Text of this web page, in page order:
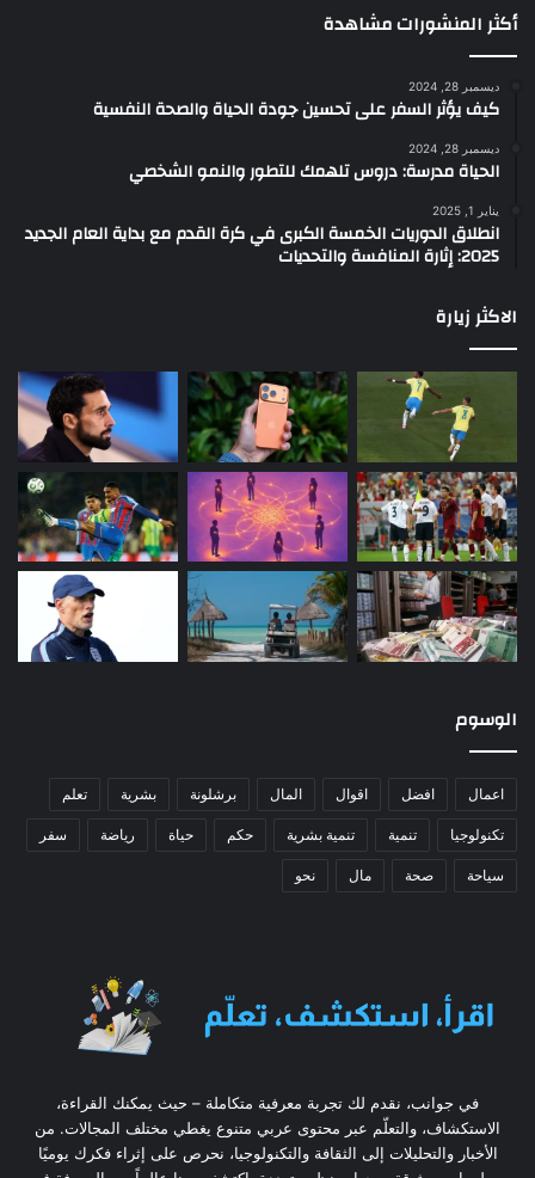
أكثر المنشورات مشاهدة
ديسمبر 28, 2024
كيف يؤثر السفر على تحسين جودة الحياة والصحة النفسية
ديسمبر 28, 2024
الحياة مدرسة: دروس تلهمك للتطور والنمو الشخصي
يناير 1, 2025
انطلاق الدوريات الخمسة الكبرى في كرة القدم مع بداية العام الجديد
2025: إثارة المنافسة والتحديات
الاكثر زيارة
الوسوم
اعمال افضل اقوال المال برشلونة بشرية تعلم
تكنولوجيا تنمية تنمية بشرية حكم حياة رياضة سفر
سياحة صحة مال نحو
في جوانب، نقدم لك تجربة معرفية متكاملة – حيث يمكنك القراءة،
الاستكشاف، والتعلّم عبر محتوى عربي متنوع يغطي مختلف المجالات. من
الأخبار والتحليلات إلى الثقافة والتكنولوجيا، نحرص على إثراء فكرك يوميًا